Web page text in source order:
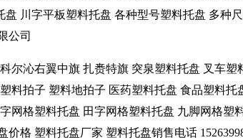
川字平板塑料托盘 各种型号塑料托盘 多种
公司
尔沁右翼中旗 扎赉特旗 突泉塑料托盘 叉车
料拍子 塑料地拍子 医药塑料托盘 食品塑料
网格塑料托盘 田字网格塑料托盘 九脚网格塑
格 塑料托盘厂家 塑料托盘销售电话